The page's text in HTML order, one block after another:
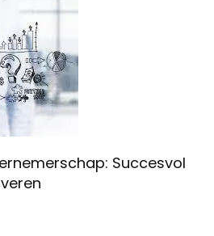
Succesvol